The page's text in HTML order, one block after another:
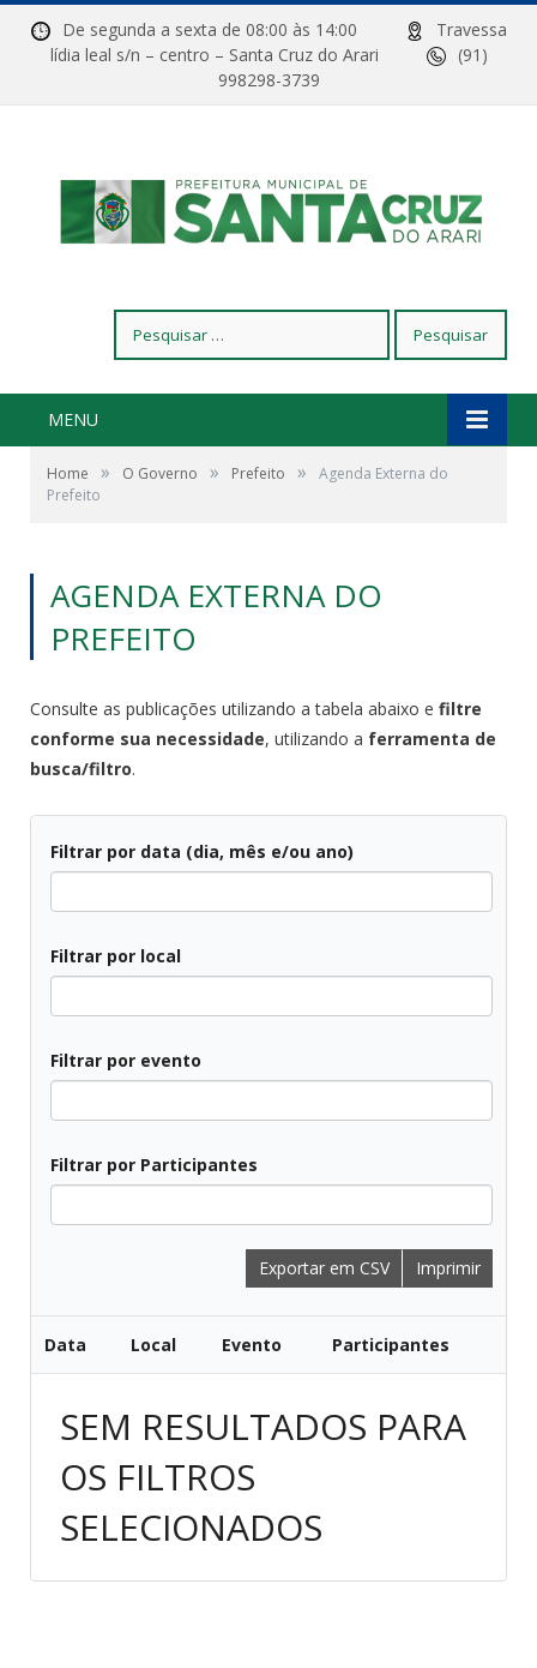
De segunda a sexta de 08:00 às 14:00
Travessa
lídia leal s/n – centro – Santa Cruz do Arari
(91)
998298-3739
por:
MENU
Home » O Governo » Prefeito »
Agenda Externa do
Prefeito
AGENDA EXTERNA DO
PREFEITO
Consulte as publicações utilizando a tabela abaixo e filtre
conforme sua necessidade, utilizando a ferramenta de
busca/filtro.
Filtrar por data (dia, mês e/ou ano)
Filtrar por local
Filtrar por evento
Filtrar por Participantes
Exportar em CSV Imprimir
Data Local Evento Participantes
SEM RESULTADOS PARA
OS FILTROS
SELECIONADOS